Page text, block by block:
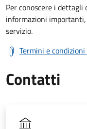
Per conoscere i
informazioni
servizio.
Termini e
Contatti